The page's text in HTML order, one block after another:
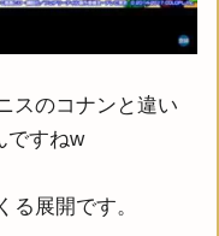
スのコナンと違い
ですねw
る展開です。